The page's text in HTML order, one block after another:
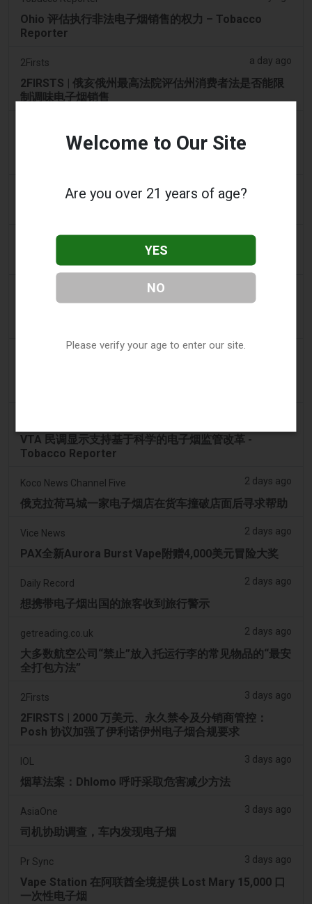
Ohio 评估执行非法电子烟销售的权力 – Tobacco
Reporter
2Firsts a day ago
2FIRSTS | 俄亥俄州最高法院评估州消费者法是否能限
制调味电子烟销售
男子承认参与犯罪集团，在 Lentor 的房屋和
Yahoo! News
Adnews 2 days ago
Dentsu 赢得南澳州戒烟与电子烟控制业务 - AdNews
VTA 民调显示支持基于科学的电子烟监管改革 -
Tobacco Reporter
Koco News Channel Five 2 days ago
俄克拉荷马城一家电子烟店在货车撞破店面后寻求帮助
Vice News 2 days ago
PAX全新Aurora Burst Vape附赠4,000美元冒险大奖
Daily Record 2 days ago
想携带电子烟出国的旅客收到旅行警示
getreading.co.uk 2 days ago
大多数航空公司“禁止”放入托运行李的常见物品的“最安
全打包方法”
2Firsts 3 days ago
2FIRSTS | 2000 万美元、永久禁令及分销商管控：
Posh 协议加强了伊利诺伊州电子烟合规要求
IOL 3 days ago
烟草法案：Dhlomo 呼吁采取危害减少方法
AsiaOne 3 days ago
司机协助调查，车内发现电子烟
Pr Sync 3 days ago
Vape Station 在阿联酋全境提供 Lost Mary 15,000 口
一次性电子烟
Welcome to Our Site
Are you over 21 years of age?
YES
NO
Please verify your age to enter our site.